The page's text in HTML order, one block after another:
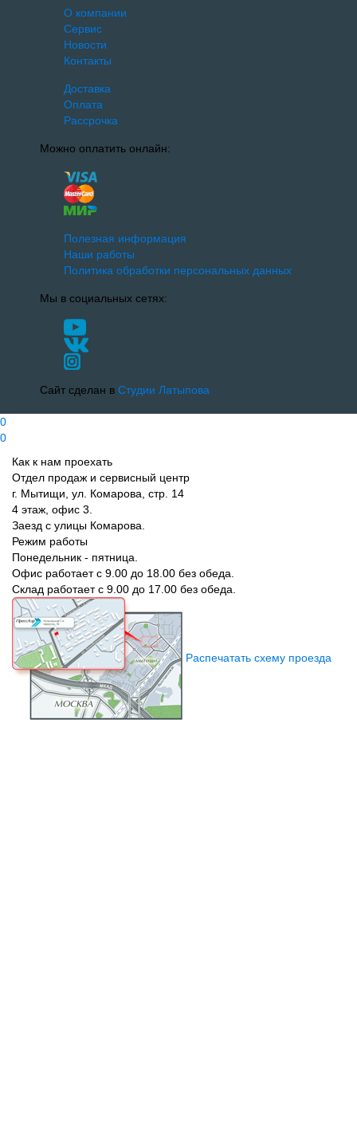
О компании
Сервис
Новости
Контакты
Доставка
Оплата
Рассрочка
Можно оплатить онлайн:
Полезная информация
Наши работы
Политика обработки персональных данных
Мы в социальных сетях:
Сайт сделан в Студии Латыпова
0
0
Как к нам проехать
Отдел продаж и сервисный центр
г. Мытищи, ул. Комарова, стр. 14
4 этаж, офис 3.
Заезд с улицы Комарова.
Режим работы
Понедельник - пятница.
Офис работает с 9.00 до 18.00 без обеда.
Склад работает с 9.00 до 17.00 без обеда.
Распечатать схему проезда